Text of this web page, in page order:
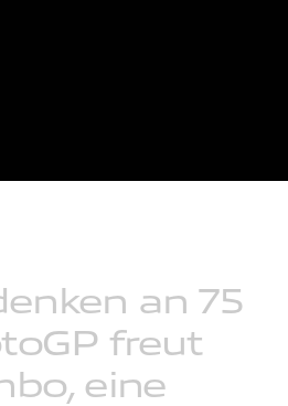
an 75
freut
eine